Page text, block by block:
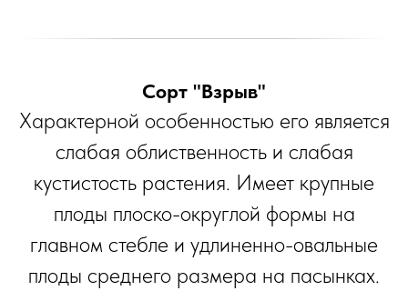
Сорт "Взрыв"
Характерной особенностью его является
слабая облиственность и слабая
кустистость растения. Имеет крупные
плоды плоско-округлой формы на
главном стебле и удлиненно-овальные
плоды среднего размера на пасынках.